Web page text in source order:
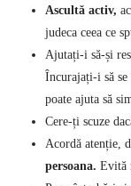
Ascultă activ,
judeca ceea ce
Ajutați-i să-și
Încurajați-i să se
poate ajuta să
Cere-ți scuze
Acordă atenție,
persoana. Evită